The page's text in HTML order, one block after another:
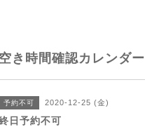
空き時間確認カレン
予約不可 2020-12-25 (金)
日予約不可